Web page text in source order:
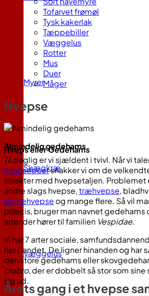
Myrer
Skægkræ
Væggelus
Tofarvet frømøl
Tysk kakerlak
Tæppebiller
Væggelus
Rotter
Mus
Duer
Måger
Hvepse
Almindelig gedehams
Hveps eller Gedehams
Til daglig er vi sjældent i tvivl. Når vi
hvepseboersnakker vi om de
insekter med hvepsetaljen. Problemet
andre slags hvepse,træhvepse,
snyltehvepse og mange flere. Så vil
præcis, bruger man navnet gedehams
arter der hører til familien Vespidae.
Vi har 7 arter sociale,
her i landet. De ligner hinanden og har
den store gedehams eller
crabro, der er dobbelt så stor som
sig ud.
Årets gang i et hvepse